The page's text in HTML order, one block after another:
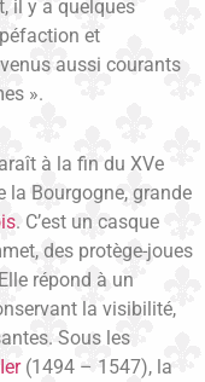
il y a quelques
et
aussi courants
».
à la fin du XVe
la Bourgogne, grande
. C’est un casque
des protège-joues
répond à un
la visibilité,
Sous les
(1494 – 1547), la